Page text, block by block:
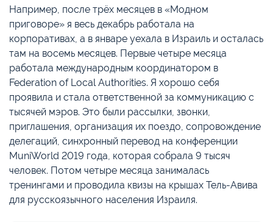
Например, после трёх месяцев в «Модном
приговоре» я весь декабрь работала на
корпоративах, а в январе уехала в Израиль и осталась
там на восемь месяцев. Первые четыре месяца
работала международным координатором в
Federation of Local Authorities. Я хорошо себя
проявила и стала ответственной за коммуникацию с
тысячей мэров. Это были рассылки, звонки,
приглашения, организация их поездо, сопровождение
делегаций, синхронный перевод на конференции
MuniWorld 2019 года, которая собрала 9 тысяч
человек. Потом четыре месяца занималась
тренингами и проводила квизы на крышах Тель-Авива
для русскоязычного населения Израиля.